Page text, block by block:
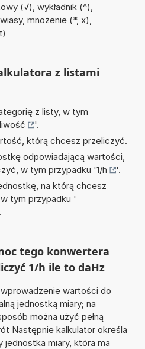
(√), wykładnik (^),
mnożenie (*, x),
z listami
z listy, w tym
'.
którą chcesz przeliczyć.
odpowiadającą wartości,
w tym przypadku '1/h
'.
na którą chcesz
tym przypadku '
tego konwertera
1/h ile to daHz
wartości do
jednostką miary; na
można użyć pełną
Następnie kalkulator określa
miary, która ma